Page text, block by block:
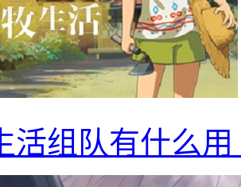
活组队有什么